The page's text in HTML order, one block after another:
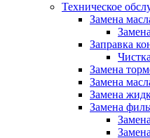
Техническое
Замена
Заправка
Замена
Замена
Замена
Замена